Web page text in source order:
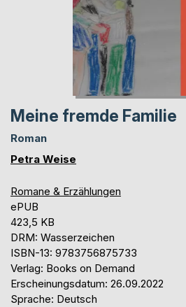
Meine fremde Familie
Roman
Petra Weise
Romane & Erzählungen
ePUB
423,5 KB
DRM: Wasserzeichen
ISBN-13: 9783756875733
Verlag: Books on Demand
Erscheinungsdatum: 26.09.2022
Sprache: Deutsch